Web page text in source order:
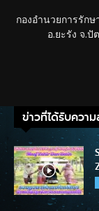
กองอำนวยการรัก
อ.ยะรัง จ.
ข่าวที่ได้รับความ